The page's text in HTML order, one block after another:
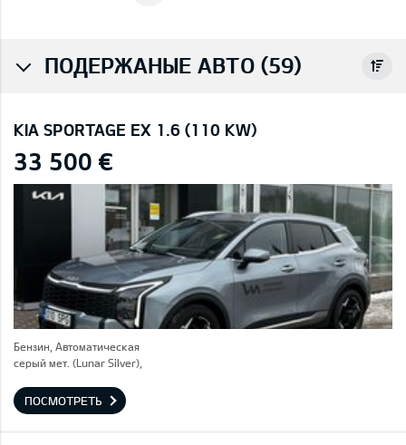
ПОДЕРЖАНЫЕ АВТО (59)
KIA SPORTAGE EX 1.6 (110 KW)
33 500 €
Бензин, Автоматическая
серый мет. (Lunar Silver),
ПОСМОТРЕТЬ